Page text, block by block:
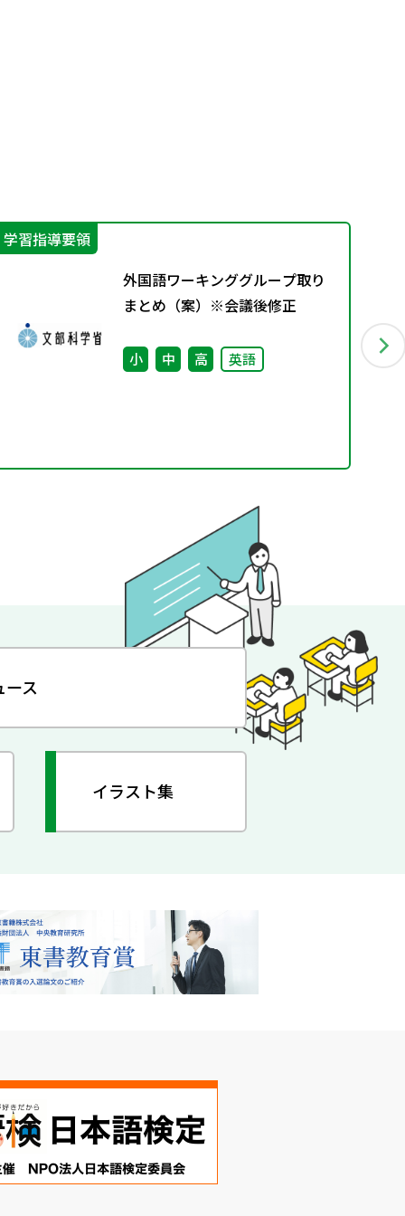
学習指導要領
外国語ワーキンググループ取り
まとめ（案）※会議後修正
小 中 高 英語
ース
イラスト集